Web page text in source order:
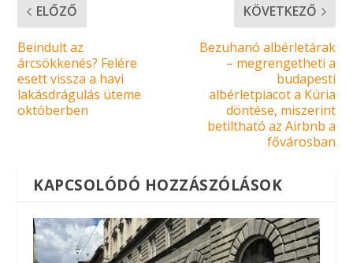
ELŐZŐ
Beindult az
árcsökkenés? Felére
esett vissza a havi
lakásdrágulás üteme
októberben
KÖVETKEZŐ
Bezuhanó albérletárak
– megrengetheti a
budapesti
albérletpiacot a Kúria
döntése, miszerint
betiltható az Airbnb a
fővárosban
KAPCSOLÓDÓ HOZZÁSZÓLÁSOK